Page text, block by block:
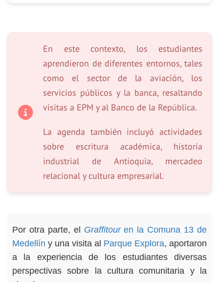
En este contexto, los estudiantes
aprendieron de diferentes entornos, tales
como el sector de la aviación, los
servicios públicos y la banca, resaltando
visitas a EPM y al Banco de la República.
La agenda también incluyó actividades
sobre escritura académica, historia
industrial de Antioquia, mercadeo
relacional y cultura empresarial.
Por otra parte, el Graffitouren la Comuna 13 de
Medellín y una visita al Parque Explora, aportaron
a la experiencia de los estudiantes diversas
perspectivas sobre la cultura comunitaria y la